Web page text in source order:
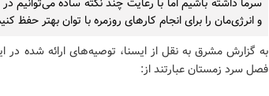
و انرژی‌مان را برای انجام کارهای روزمره با توان بهتر حفظ
به گزارش مشرق به نقل از ایسنا، توصیه‌های ارائه شده در
فصل سرد زمستان عبارتند از: